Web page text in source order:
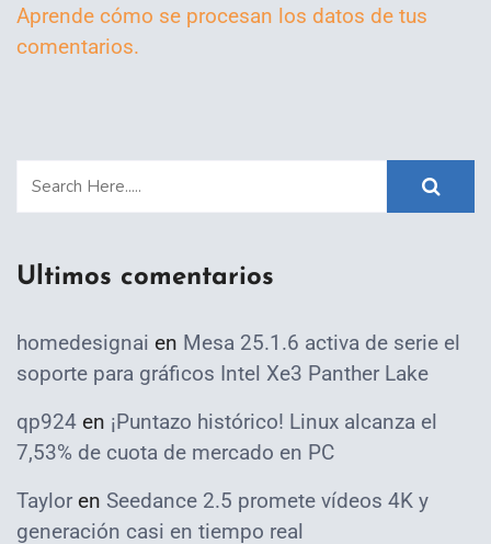
Aprende cómo se procesan los datos de tus
comentarios.
Ultimos comentarios
homedesignai en Mesa 25.1.6 activa de serie el
soporte para gráficos Intel Xe3 Panther Lake
qp924 en ¡Puntazo histórico! Linux alcanza el
7,53% de cuota de mercado en PC
Taylor en Seedance 2.5 promete vídeos 4K y
generación casi en tiempo real